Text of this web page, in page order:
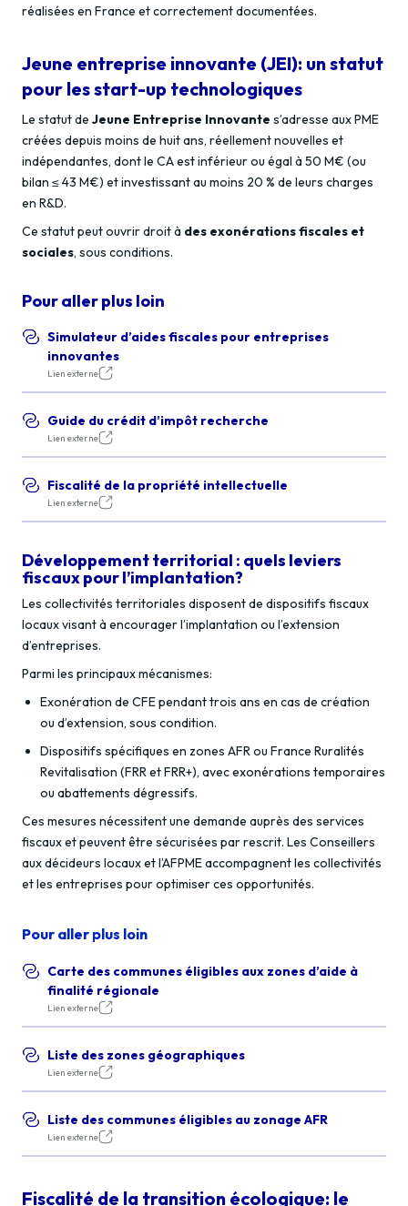
réalisées en France et correctement documentées.
Jeune entreprise innovante (JEI): un statut
pour les start-up technologiques
Le statut de Jeune Entreprise Innovante s’adresse aux PME
créées depuis moins de huit ans, réellement nouvelles et
indépendantes, dont le CA est inférieur ou égal à 50 M€ (ou
bilan ≤ 43 M€) et investissant au moins 20 % de leurs charges
en R&D.
Ce statut peut ouvrir droit à des exonérations fiscales et
sociales, sous conditions.
Pour aller plus loin
Simulateur d’aides fiscales pour entreprises
innovantes
Lien externe
Guide du crédit d’impôt recherche
Lien externe
Fiscalité de la propriété intellectuelle
Lien externe
Développement territorial : quels leviers
fiscaux pour l’implantation?
Les collectivités territoriales disposent de dispositifs fiscaux
locaux visant à encourager l’implantation ou l’extension
d’entreprises.
Parmi les principaux mécanismes:
Exonération de CFE pendant trois ans en cas de création
ou d’extension, sous condition.
Dispositifs spécifiques en zones AFR ou France Ruralités
Revitalisation (FRR et FRR+), avec exonérations temporaires
ou abattements dégressifs.
Ces mesures nécessitent une demande auprès des services
fiscaux et peuvent être sécurisées par rescrit. Les Conseillers
aux décideurs locaux et l’AFPME accompagnent les collectivités
et les entreprises pour optimiser ces opportunités.
Pour aller plus loin
Carte des communes éligibles aux zones d’aide à
finalité régionale
Lien externe
Liste des zones géographiques
Lien externe
Liste des communes éligibles au zonage AFR
Lien externe
Fiscalité de la transition écologique: le